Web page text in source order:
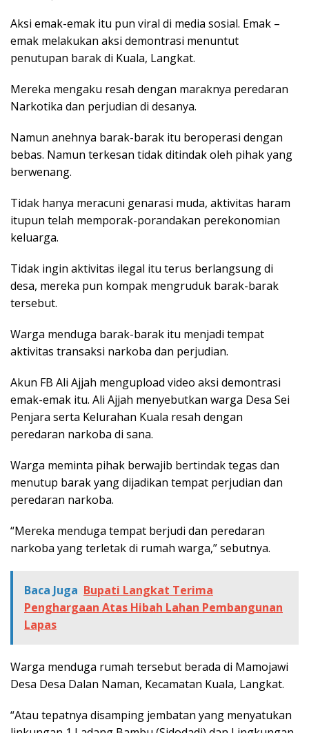
Aksi emak-emak itu pun viral di media sosial. Emak –
emak melakukan aksi demontrasi menuntut
penutupan barak di Kuala, Langkat.
Mereka mengaku resah dengan maraknya peredaran
Narkotika dan perjudian di desanya.
Namun anehnya barak-barak itu beroperasi dengan
bebas. Namun terkesan tidak ditindak oleh pihak yang
berwenang.
Tidak hanya meracuni genarasi muda, aktivitas haram
itupun telah memporak-porandakan perekonomian
keluarga.
Tidak ingin aktivitas ilegal itu terus berlangsung di
desa, mereka pun kompak mengruduk barak-barak
tersebut.
Warga menduga barak-barak itu menjadi tempat
aktivitas transaksi narkoba dan perjudian.
Akun FB Ali Ajjah mengupload video aksi demontrasi
emak-emak itu. Ali Ajjah menyebutkan warga Desa Sei
Penjara serta Kelurahan Kuala resah dengan
peredaran narkoba di sana.
Warga meminta pihak berwajib bertindak tegas dan
menutup barak yang dijadikan tempat perjudian dan
peredaran narkoba.
“Mereka menduga tempat berjudi dan peredaran
narkoba yang terletak di rumah warga,” sebutnya.
Baca Juga Bupati Langkat Terima
Penghargaan Atas Hibah Lahan Pembangunan
Lapas
Warga menduga rumah tersebut berada di Mamojawi
Desa Desa Dalan Naman, Kecamatan Kuala, Langkat.
“Atau tepatnya disamping jembatan yang menyatukan